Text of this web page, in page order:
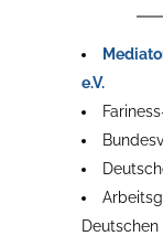
e.V.
Deutschen